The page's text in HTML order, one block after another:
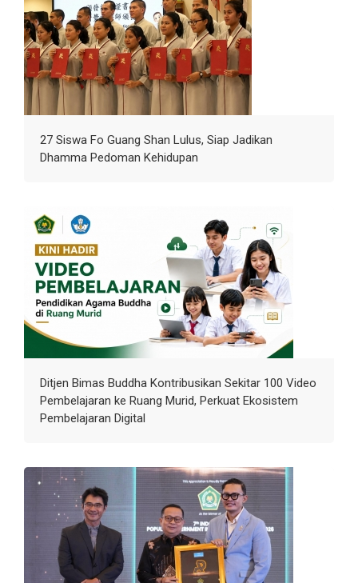
27 Siswa Fo Guang Shan Lulus, Siap Jadikan
Dhamma Pedoman Kehidupan
Ditjen Bimas Buddha Kontribusikan Sekitar 100 Video
Pembelajaran ke Ruang Murid, Perkuat Ekosistem
Pembelajaran Digital